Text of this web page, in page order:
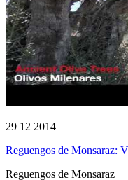
29 12 2014
Reguengos de Monsaraz:
Reguengos de Monsaraz